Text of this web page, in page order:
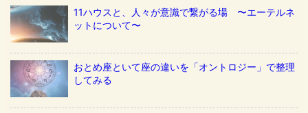
11ハウスと、人々が意識で繋がる場 〜エーテルネ
ットについて〜
おとめ座といて座の違いを「オントロジー」で整理
してみる